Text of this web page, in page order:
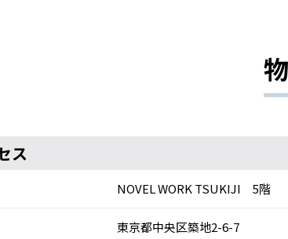
ス
NOVEL WORK TSUKIJI 5階
東京都中央区築地2-6-7